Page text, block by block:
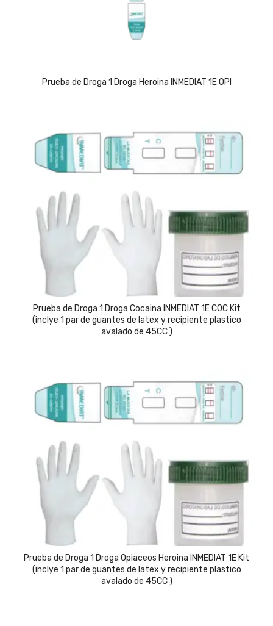
Prueba de Droga 1 Droga Heroina INMEDIAT 1E OPI
Prueba de Droga 1 Droga Cocaina INMEDIAT 1E COC Kit
(inclye 1 par de guantes de latex y recipiente plastico
avalado de 45CC )
Prueba de Droga 1 Droga Opiaceos Heroina INMEDIAT 1E Kit
(inclye 1 par de guantes de latex y recipiente plastico
avalado de 45CC )